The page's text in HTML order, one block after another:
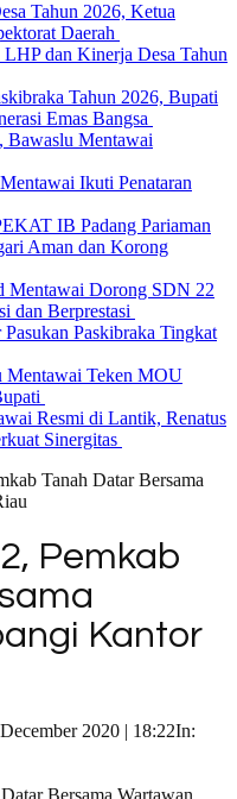
Tahun 2026, Ketua
Daerah
dan Kinerja Desa Tahun
Tahun 2026, Bupati
Emas Bangsa
Bawaslu Mentawai
Ikuti Penataran
IB Padang Pariaman
Aman dan Korong
Mentawai Dorong SDN 22
dan Berprestasi
Paskibraka Tingkat
Mentawai Teken MOU
Resmi di Lantik, Renatus
Sinergitas
Tanah Datar Bersama
Pemkab
Kantor
2020 | 18:22In: